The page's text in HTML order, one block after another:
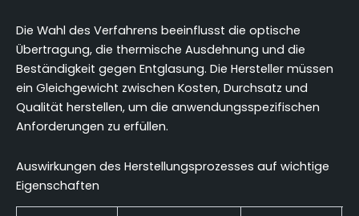
Die Wahl des Verfahrens beeinflusst die optische
Übertragung, die thermische Ausdehnung und die
Beständigkeit gegen Entglasung. Die Hersteller müssen
ein Gleichgewicht zwischen Kosten, Durchsatz und
Qualität herstellen, um die anwendungsspezifischen
Anforderungen zu erfüllen.
Auswirkungen des Herstellungsprozesses auf wichtige
Eigenschaften